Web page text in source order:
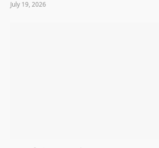
July 19, 2026